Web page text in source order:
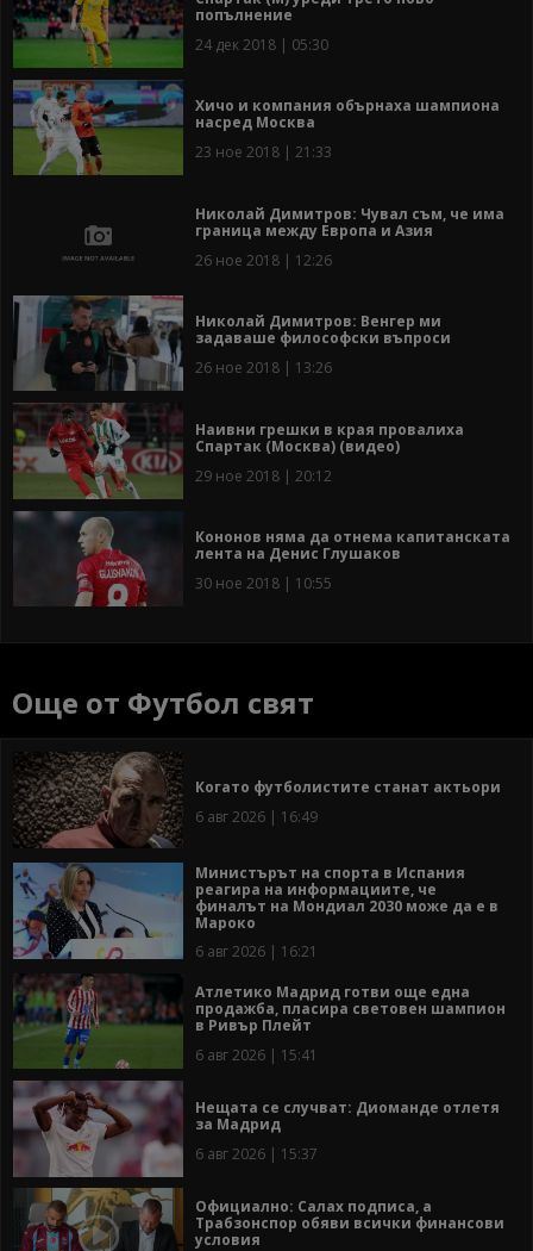
попълнение
24 дек 2018 | 05:30
Хичо и компания обърнаха шампиона
насред Москва
23 ное 2018 | 21:33
Николай Димитров: Чувал съм, че има
граница между Европа и Азия
26 ное 2018 | 12:26
Николай Димитров: Венгер ми
задаваше философски въпроси
26 ное 2018 | 13:26
Наивни грешки в края провалиха
Спартак (Москва) (видео)
29 ное 2018 | 20:12
Кононов няма да отнема капитанската
лента на Денис Глушаков
30 ное 2018 | 10:55
Още от Футбол свят
Когато футболистите станат актьори
6 авг 2026 | 16:49
Министърът на спорта в Испания
реагира на информациите, че
финалът на Мондиал 2030 може да е в
Мароко
6 авг 2026 | 16:21
Атлетико Мадрид готви още една
продажба, пласира световен шампион
в Ривър Плейт
6 авг 2026 | 15:41
Нещата се случват: Диоманде отлетя
за Мадрид
6 авг 2026 | 15:37
Официално: Салах подписа, а
Трабзонспор обяви всички финансови
условия